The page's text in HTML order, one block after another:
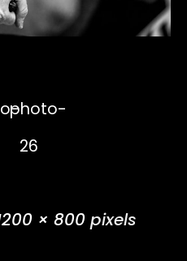
photo-
26
× 800 pixels